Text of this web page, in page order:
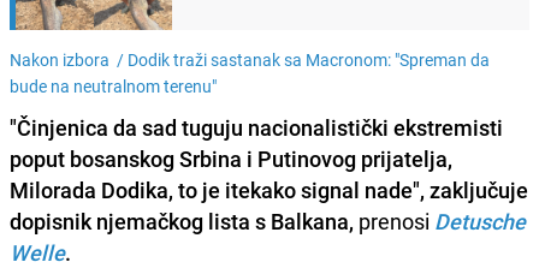
Nakon izbora / Dodik traži sastanak sa Macronom: "Spreman da
bude na neutralnom terenu"
"Činjenica da sad tuguju nacionalistički ekstremisti
poput bosanskog Srbina i Putinovog prijatelja,
Milorada Dodika, to je itekako signal nade", zaključuje
dopisnik njemačkog lista s Balkana, prenosi Detusche
Welle.